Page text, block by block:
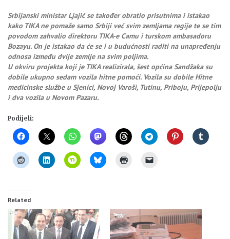
Srbijanski ministar Ljajić se također obratio prisutnima i istakao
kako TIKA ne pomaže samo Srbiji već svim zemljama regije te se tim
povodom zahvalio direktoru TIKA-e Camu i turskom ambasadoru
Bozayu. On je istakao da će se i u budućnosti raditi na unapređenju
odnosa između dvije zemlje na svim poljima.
U okviru projekta koji je TIKA realizirala, šest općina Sandžaka su
dobile ukupno sedam vozila hitne pomoći. Vozila su dobile Hitne
medicinske službe u Sjenici, Novoj Varoši, Tutinu, Priboju, Prijepolju
i dva vozila u Novom Pazaru.
Podijeli:
Related